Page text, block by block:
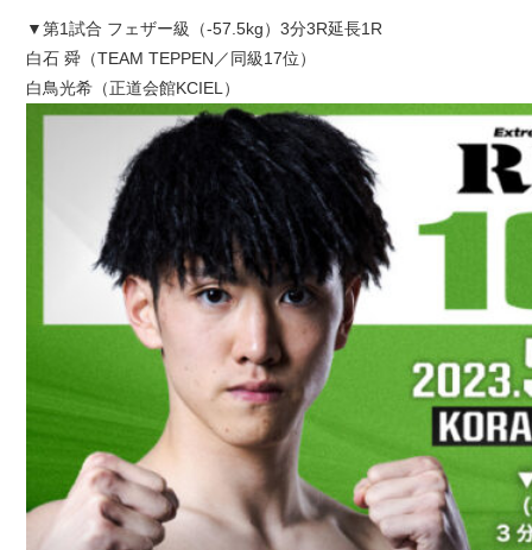
▼第1試合 フェザー級（-57.5kg）3分3R延長1R
白石 舜（TEAM TEPPEN／同級17位）
白鳥光希（正道会館KCIEL）